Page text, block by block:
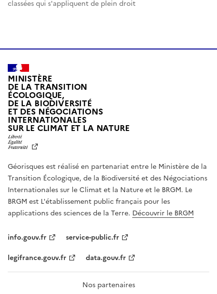
classées qui s'appliquent de plein droit
MINISTÈRE
DE LA TRANSITION
ÉCOLOGIQUE,
DE LA BIODIVERSITÉ
ET DES NÉGOCIATIONS
INTERNATIONALES
SUR LE CLIMAT ET LA NATUREL
T
É
,
É
G
A
L
F
A
T
Géorisques est réalisé en partenariat entre le Ministère de la
Transition Écologique, de la Biodiversité et des Négociations
Internationales sur le Climat et la Nature et le BRGM. Le
BRGM est L'établissement public français pour les
applications des sciences de la Terre. Découvrir le BRGM
info.gouv.fr
service-public.fr
legifrance.gouv.fr
data.gouv.fr
Nos partenaires